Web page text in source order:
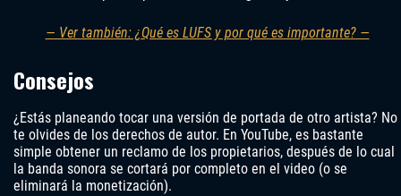
— Ver también: ¿Qué es LUFS y por qué es importante? —
Consejos
¿Estás planeando tocar una versión de portada de otro artista? No
te olvides de los derechos de autor. En YouTube, es bastante
simple obtener un reclamo de los propietarios, después de lo cual
la banda sonora se cortará por completo en el video (o se
eliminará la monetización).